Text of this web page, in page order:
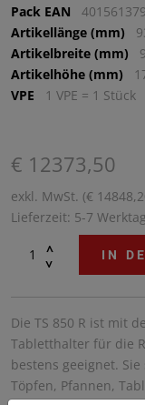
Pack EAN
Artikellänge (mm)
Artikelbreite (mm)
Artikelhöhe (mm)
VPE
1 VPE = 1 Stück
€ 12373,50
exkl. MwSt. (€
Lieferzeit: 5-7
^
^
IN
Die TS 850 R ist mit
Tabletthalter für die
bestens geeignet.
Töpfen, Pfannen,